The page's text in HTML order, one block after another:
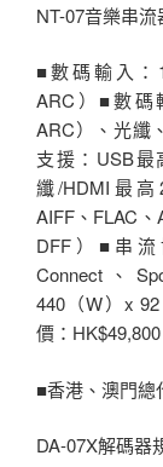
NT-07音樂串流
■數碼輸入：
ARC）■數碼
ARC）、光纖
支援：USB最
纖/HDMI最高
AIFF、FLAC
DFF）■串流
Connect、
440（W）x
價：HK$49,800
■香港、澳門總
DA-07X解碼器